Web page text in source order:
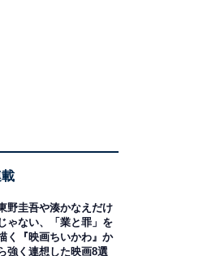
野圭吾や湊かなえだけ
じゃない、「業と罪」を
く『映画ちいかわ』か
強く連想した映画8選